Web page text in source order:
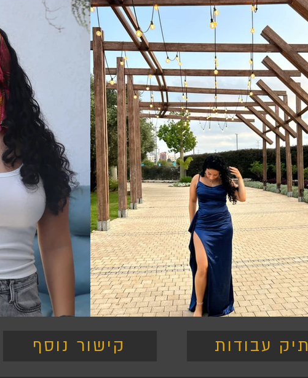
קישור נוסף תיק עבודות